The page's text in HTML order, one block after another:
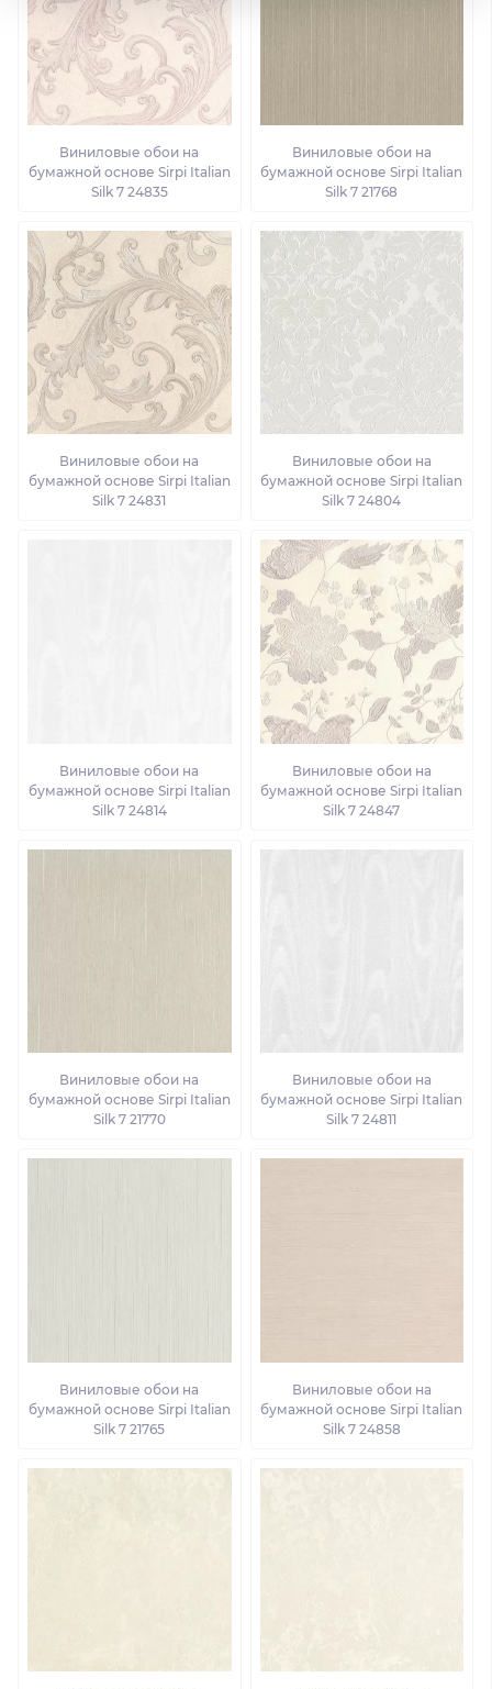
Виниловые обои на
бумажной основе Sirpi Italian
Silk 7 24835
Виниловые обои на
бумажной основе Sirpi Italian
Silk 7 21768
Виниловые обои на
бумажной основе Sirpi Italian
Silk 7 24831
Виниловые обои на
бумажной основе Sirpi Italian
Silk 7 24804
Виниловые обои на
бумажной основе Sirpi Italian
Silk 7 24814
Виниловые обои на
бумажной основе Sirpi Italian
Silk 7 24847
Виниловые обои на
бумажной основе Sirpi Italian
Silk 7 21770
Виниловые обои на
бумажной основе Sirpi Italian
Silk 7 24811
Виниловые обои на
бумажной основе Sirpi Italian
Silk 7 21765
Виниловые обои на
бумажной основе Sirpi Italian
Silk 7 24858